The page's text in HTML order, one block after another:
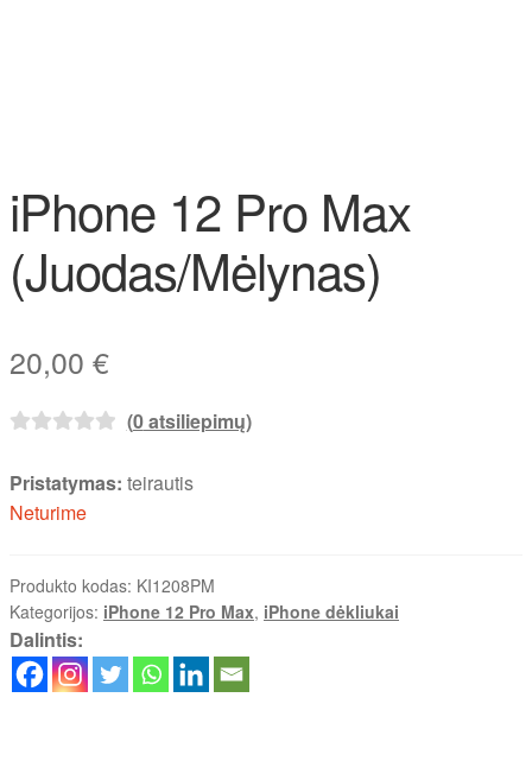
iPhone 12 Pro Max
(Juodas/Mėlynas)
20,00 €
(0atsiliepimų)
Pristatymas: teirautis
Neturime
Produkto kodas: KI1208PM
Kategorijos: iPhone 12 Pro Max, iPhone dėkliukai
Dalintis: